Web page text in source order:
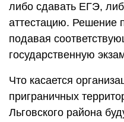
либо сдавать ЕГЭ,
аттестацию. Решение
подавая
государственную
Что касается
приграничных
Льговского района